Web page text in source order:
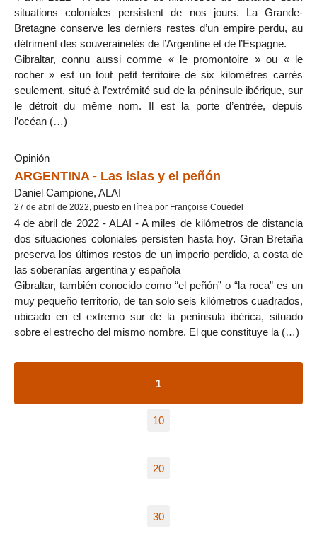
situations coloniales persistent de nos jours. La Grande-
Bretagne conserve les derniers restes d’un empire perdu, au
détriment des souverainetés de l’Argentine et de l’Espagne.
Gibraltar, connu aussi comme « le promontoire » ou « le
rocher » est un tout petit territoire de six kilomètres carrés
seulement, situé à l’extrémité sud de la péninsule ibérique, sur
le détroit du même nom. Il est la porte d’entrée, depuis
l’océan (…)
Opinión
ARGENTINA - Las islas y el peñón
Daniel Campione, ALAI
27 de abril de 2022, puesto en línea por Françoise Couëdel
4 de abril de 2022 - ALAI - A miles de kilómetros de distancia
dos situaciones coloniales persisten hasta hoy. Gran Bretaña
preserva los últimos restos de un imperio perdido, a costa de
las soberanías argentina y española
Gibraltar, también conocido como “el peñón” o “la roca” es un
muy pequeño territorio, de tan solo seis kilómetros cuadrados,
ubicado en el extremo sur de la península ibérica, situado
sobre el estrecho del mismo nombre. El que constituye la (…)
1
10
20
30